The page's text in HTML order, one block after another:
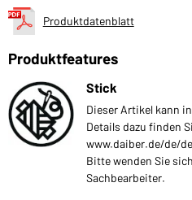
Produktdatenblatt
Produktfeatures
Stick
Dieser Artikel kann
Details dazu finden
www.daiber.de/de/
Bitte wenden Sie
Sachbearbeiter.